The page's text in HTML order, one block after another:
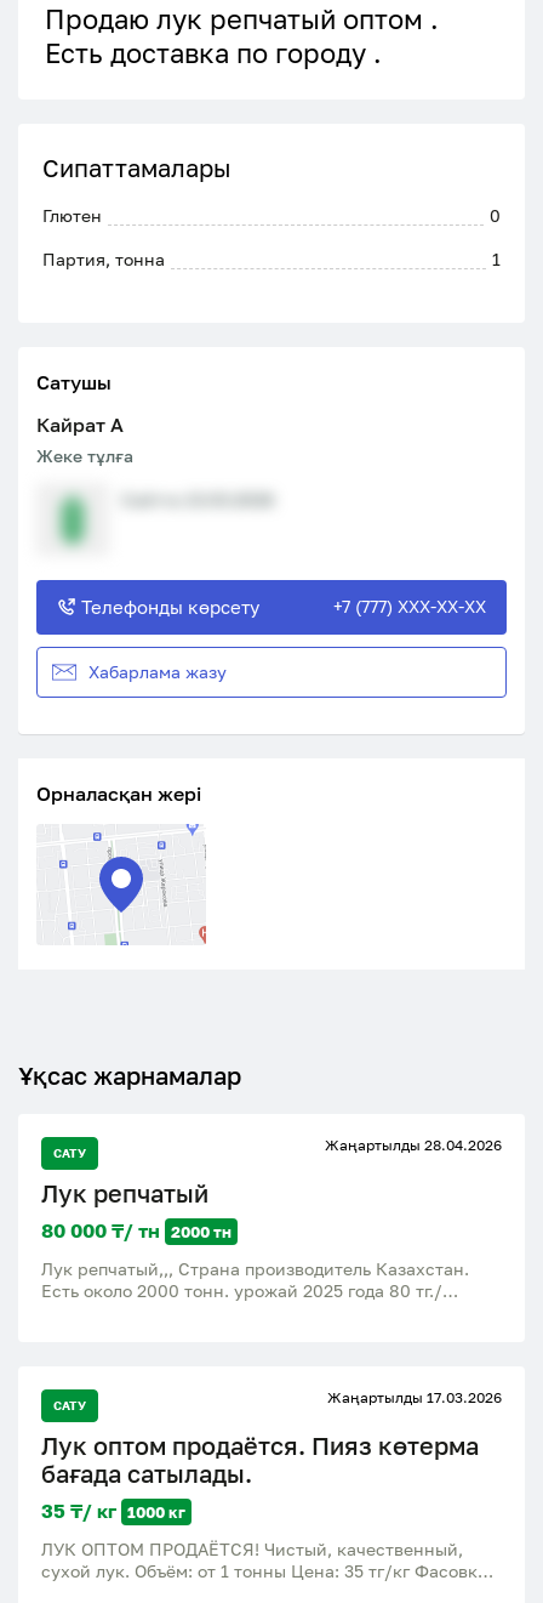
Продаю лук репчатый оптом .
Есть доставка по городу .
Сипаттамалары
Глютен 0
Партия, тонна 1
Сатушы
Кайрат A
Жеке тұлға
Телефонды көрсету +7 (777) XXX-XX-XX
Хабарлама жазу
Орналасқан жері
Ұқсас жарнамалар
САТУ Жаңартылды 28.04.2026
Лук репчатый
80 000 ₸/ тн 2000 тн
Лук репчатый,,, Страна производитель Казахстан.
Есть около 2000 тонн. урожай 2025 года 80 тг./
САТУ Жаңартылды 17.03.2026
Лук оптом продаётся. Пияз көтерма
бағада сатылады.
35 ₸/ кг 1000 кг
ЛУК ОПТОМ ПРОДАЁТСЯ! Чистый, качественный,
сухой лук. Объём: от 1 тонны Цена: 35 тг/кг Фасовка: